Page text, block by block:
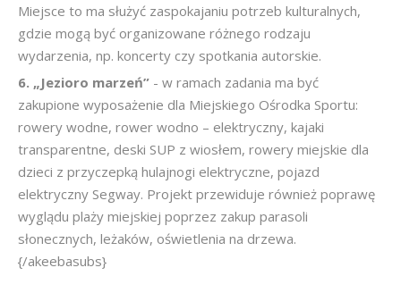
Miejsce to ma służyć zaspokajaniu potrzeb kulturalnych,
gdzie mogą być organizowane różnego rodzaju
wydarzenia, np. koncerty czy spotkania autorskie.
6. „Jezioro marzeń” - w ramach zadania ma być
zakupione wyposażenie dla Miejskiego Ośrodka Sportu:
rowery wodne, rower wodno – elektryczny, kajaki
transparentne, deski SUP z wiosłem, rowery miejskie dla
dzieci z przyczepką hulajnogi elektryczne, pojazd
elektryczny Segway. Projekt przewiduje również poprawę
wyglądu plaży miejskiej poprzez zakup parasoli
słonecznych, leżaków, oświetlenia na drzewa.
{/akeebasubs}